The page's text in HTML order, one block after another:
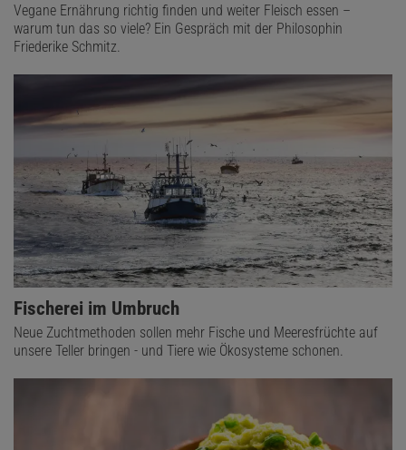
Vegane Ernährung richtig finden und weiter Fleisch essen –
warum tun das so viele? Ein Gespräch mit der Philosophin
Friederike Schmitz.
Fischerei im Umbruch
Neue Zuchtmethoden sollen mehr Fische und Meeresfrüchte auf
unsere Teller bringen - und Tiere wie Ökosysteme schonen.